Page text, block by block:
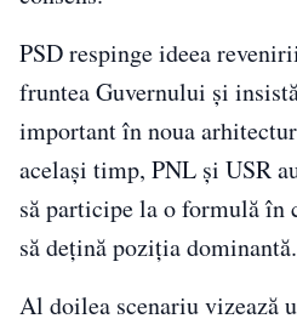
PSD respinge ideea
fruntea Guvernului și
important în noua
același timp, PNL și USR
să participe la o formulă în
să dețină poziția dominantă.
Al doilea scenariu vizează